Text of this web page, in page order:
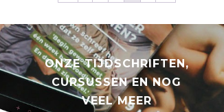
ONZE TIJDSCHRIFTEN,
CURSUSSEN EN NOG
VEEL MEER